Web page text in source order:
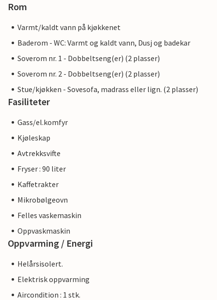
Rom
Varmt/kaldt vann på kjøkkenet
Baderom - WC: Varmt og kaldt vann, Dusj og badekar
Soverom nr. 1 - Dobbeltseng(er) (2 plasser)
Soverom nr. 2 - Dobbeltseng(er) (2 plasser)
Stue/kjøkken - Sovesofa, madrass eller lign. (2 plasser)
Fasiliteter
Gass/el.komfyr
Kjøleskap
Avtrekksvifte
Fryser : 90 liter
Kaffetrakter
Mikrobølgeovn
Felles vaskemaskin
Oppvaskmaskin
Oppvarming / Energi
Helårsisolert.
Elektrisk oppvarming
Aircondition : 1 stk.